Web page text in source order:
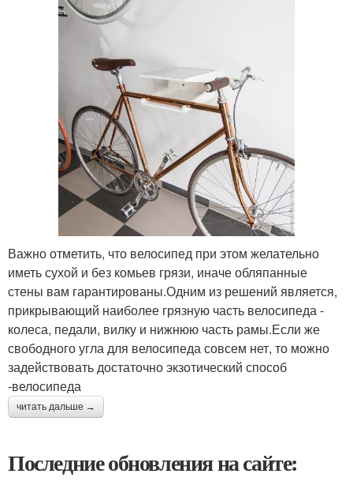
Важно отметить, что велосипед при этом желательно
иметь сухой и без комьев грязи, иначе обляпанные
стены вам гарантированы.Одним из решений является,
прикрывающий наиболее грязную часть велосипеда -
колеса, педали, вилку и нижнюю часть рамы.Если же
свободного угла для велосипеда совсем нет, то можно
задействовать достаточно экзотический способ
-велосипеда
читать дальше →
Последние обновления на сайте: